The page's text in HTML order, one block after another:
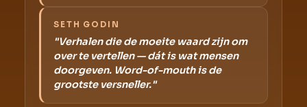
SETH GODIN
"Verhalen die de moeite waard zijn om
over te vertellen — dát is wat mensen
doorgeven. Word-of-mouth is de
grootste versneller."